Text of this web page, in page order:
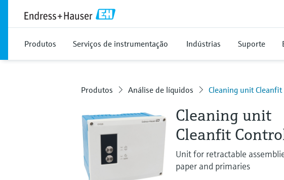
Produtos Serviços de instrumentação Indústrias Suporte
Produtos Análise de líquidos Cleaning unit Cleanfit
Cleaning unit
Cleanfit
Unit for retractable
paper and primaries